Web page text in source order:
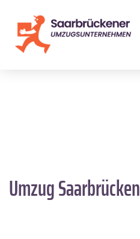
Umzug Saarbrücken